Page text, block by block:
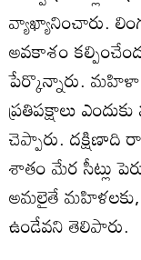
వ్యాఖ్యానించారు.
అవకాశం
పేర్కొన్నారు. మహిళా
ప్రతిపక్షాలు
చెప్పారు. దక్షిణాది
శాతం మేర సీట్లు
అమలైతే మహిళలకు,
ఉండేవని తెలిపారు.